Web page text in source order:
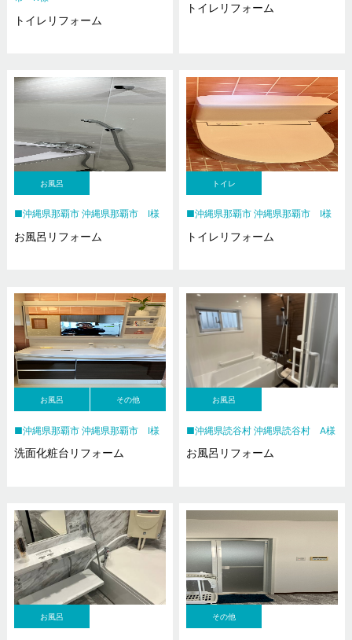
トイレリフォーム
トイレリフォーム
お風呂
沖縄県那覇市 沖縄県那覇市 I様
お風呂リフォーム
トイレ
沖縄県那覇市 沖縄県那覇市 I様
トイレリフォーム
お風呂 その他
沖縄県那覇市 沖縄県那覇市 I様
洗面化粧台リフォーム
お風呂
沖縄県読谷村 沖縄県読谷村 A様
お風呂リフォーム
お風呂 その他